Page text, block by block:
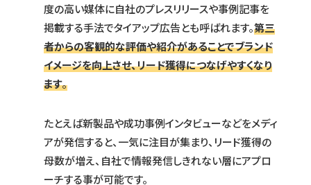
度の高い媒体に自社のプレスリリースや事例記事を
掲載する手法でタイアップ広告とも呼ばれます。第三
者からの客観的な評価や紹介があることでブランド
イメージを向上させ、リード獲得につなげやすくなり
ます。
たとえば新製品や成功事例インタビューなどをメディ
アが発信すると、一気に注目が集まり、リード獲得の
母数が増え、自社で情報発信しきれない層にアプロ
ーチする事が可能です。